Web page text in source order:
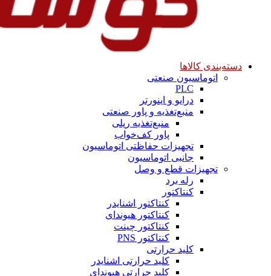
دسته‌بندی کالاها
اتوماسیون صنعتی
PLC
درایو و اینورتر
منبع‌تغذیه و پاور صنعتی
منبع‌تغذیه ریلی
پاور کف‌خواب
تجهیزات حفاظتی اتوماسیون
جانبی اتوماسیون
تجهیزات قطع و وصل
رله برد
کنتاکتور
کنتاکتور اشنایدر
کنتاکتور هیوندای
کنتاکتور چینت
کنتاکتور PNS
کلید حرارتی
کلید حرارتی اشنایدر
کلید حرارتی هیوندای